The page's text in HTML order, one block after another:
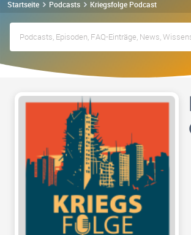
Startseite Podcasts Kriegsfolge Podcast